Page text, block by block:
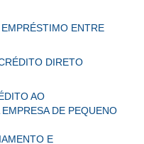
ENTRE
DIRETO
AO
DE PEQUENO
E